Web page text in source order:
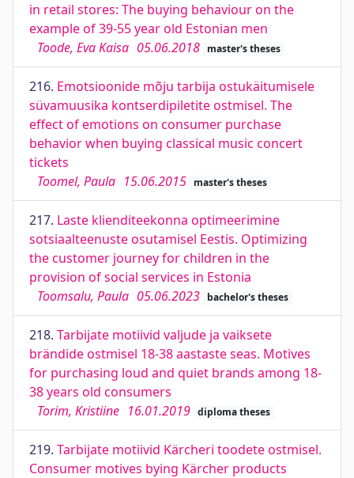
in retail stores: The buying behaviour on the
example of 39-55 year old Estonian men
Toode, Eva Kaisa 05.06.2018 master's theses
216. Emotsioonide mõju tarbija ostukäitumisele
süvamuusika kontserdipiletite ostmisel. The
effect of emotions on consumer purchase
behavior when buying classical music concert
tickets
Toomel, Paula 15.06.2015 master's theses
217. Laste klienditeekonna optimeerimine
sotsiaalteenuste osutamisel Eestis. Optimizing
the customer journey for children in the
provision of social services in Estonia
Toomsalu, Paula 05.06.2023 bachelor's theses
218. Tarbijate motiivid valjude ja vaiksete
brändide ostmisel 18-38 aastaste seas. Motives
for purchasing loud and quiet brands among 18-
38 years old consumers
Torim, Kristiine 16.01.2019 diploma theses
219. Tarbijate motiivid Kärcheri toodete ostmisel.
Consumer motives bying Kärcher products